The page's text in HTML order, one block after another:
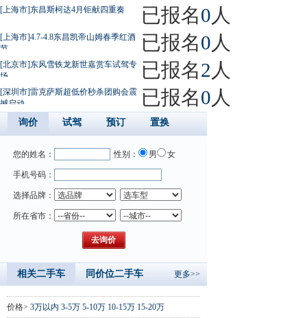
[上海市]东昌斯柯达4月钜献四重奏 已报名0 人
[上海市]4.7-4.8东昌凯帝山姆春季红酒
节
已报名0 人
[北京市]东风雪铁龙新世嘉赏车试驾专
场
已报名2 人
[深圳市]雷克萨斯超低价秒杀团购会震
撼启动
已报名0 人
询价 试驾 预订 置换
您的姓名： 性别： 男 女
手机号码：
选择品牌：
所在省市：
相关二手车 同价位二手车 更多>>
价格> 3万以内 3-5万 5-10万 10-15万 15-20万